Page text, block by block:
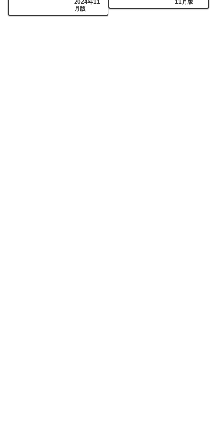
2024年11
月版
11月版